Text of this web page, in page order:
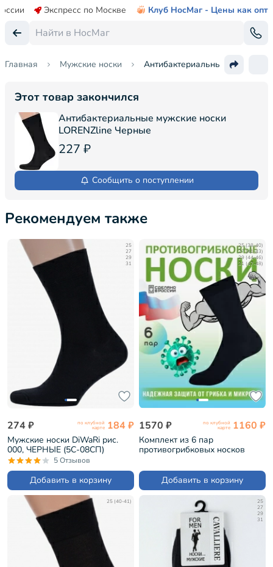
Экспресс по Москве Клуб НосМаг - Цены как опт
Главная Мужские носки Антибактериальные мужские
Этот товар закончился
Антибактериальные мужские носки
LORENZline Черные
227 ₽
Сообщить о поступлении
Рекомендуем также
25
27
29
31
274 ₽ по клубной
карте 184 ₽
Мужские носки DiWaRi рис.
000, ЧЕРНЫЕ (5С-08СП)
5 Отзывов
Добавить в корзину
25 (38-40)
27 (41-43)
29 (44-46)
31 (47-48)
1570 ₽ по клубной
карте 1160 ₽
Комплект из 6 пар
противогрибковых носков
ЧЕРНЫЙ (H419)
Добавить в корзину
25 (40-41)
25
27
29
31